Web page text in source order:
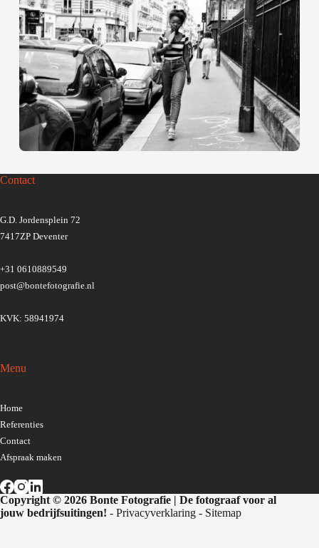
Contact
G.D. Jordensplein 72
7417ZP Deventer
+31 0610889549
post@bontefotografie.nl
KVK: 58941974
Menu
Home
Referenties
Contact
Afspraak maken
Copyright © 2026 Bonte Fotografie | De fotograaf voor al
jouw bedrijfsuitingen! - Privacyverklaring - Sitemap